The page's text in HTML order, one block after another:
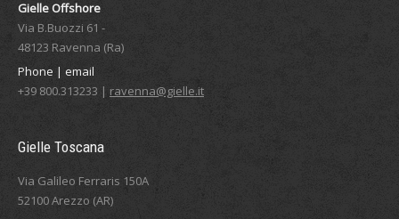
Gielle Offshore
Via B.Buozzi 61 -
48123 Ravenna (Ra)
Phone | email
+39 800.313233 | ravenna@gielle.it
Gielle Toscana
Via Galileo Ferraris 150A
52100 Arezzo (AR)